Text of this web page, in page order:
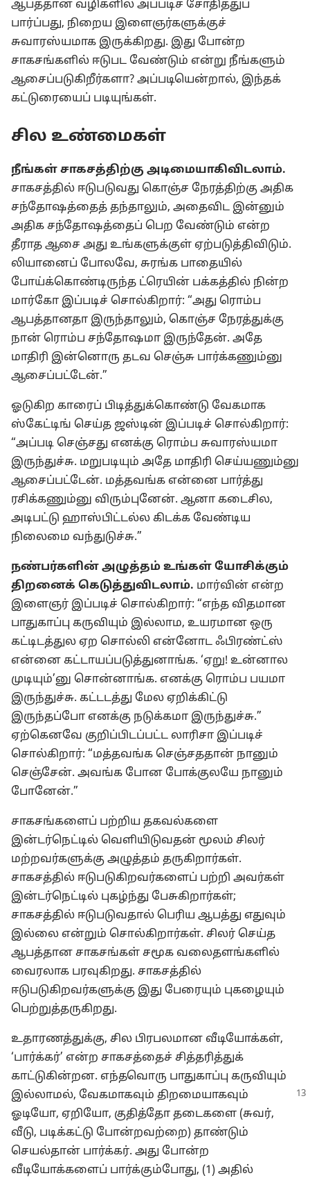
ஆபத்தான வழிகளில் அப்படிச் சோதித்துப்
பார்ப்பது, நிறைய இளைஞர்களுக்குச்
சுவாரஸ்யமாக இருக்கிறது. இது போன்ற
சாகசங்களில் ஈடுபட வேண்டும் என்று நீங்களும்
ஆசைப்படுகிறீர்களா? அப்படியென்றால், இந்தக்
கட்டுரையைப் படியுங்கள்.
சில உண்மைகள்
நீங்கள் சாகசத்திற்கு அடிமையாகிவிடலாம்.
சாகசத்தில் ஈடுபடுவது கொஞ்ச நேரத்திற்கு அதிக
சந்தோஷத்தைத் தந்தாலும், அதைவிட இன்னும்
அதிக சந்தோஷத்தைப் பெற வேண்டும் என்ற
தீராத ஆசை அது உங்களுக்குள் ஏற்படுத்திவிடும்.
லியானைப் போலவே, சுரங்க பாதையில்
போய்க்கொண்டிருந்த ட்ரெயின் பக்கத்தில் நின்ற
மார்கோ இப்படிச் சொல்கிறார்: “அது ரொம்ப
ஆபத்தானதா இருந்தாலும், கொஞ்ச நேரத்துக்கு
நான் ரொம்ப சந்தோஷமா இருந்தேன். அதே
மாதிரி இன்னொரு தடவ செஞ்சு பார்க்கணும்னு
ஆசைப்பட்டேன்.”
ஓடுகிற காரைப் பிடித்துக்கொண்டு வேகமாக
ஸ்கேட்டிங் செய்த ஜஸ்டின் இப்படிச் சொல்கிறார்:
“அப்படி செஞ்சது எனக்கு ரொம்ப சுவாரஸ்யமா
இருந்துச்சு. மறுபடியும் அதே மாதிரி செய்யணும்னு
ஆசைப்பட்டேன். மத்தவங்க என்னை பார்த்து
ரசிக்கணும்னு விரும்புனேன். ஆனா கடைசில,
அடிபட்டு ஹாஸ்பிட்டல்ல கிடக்க வேண்டிய
நிலைமை வந்துடுச்சு.”
நண்பர்களின் அழுத்தம் உங்கள் யோசிக்கும்
திறனைக் கெடுத்துவிடலாம். மார்வின் என்ற
இளைஞர் இப்படிச் சொல்கிறார்: “எந்த விதமான
பாதுகாப்பு கருவியும் இல்லாம, உயரமான ஒரு
கட்டிடத்துல ஏற சொல்லி என்னோட ஃபிரண்ட்ஸ்
என்னை கட்டாயப்படுத்துனாங்க. ‘ஏறு! உன்னால
முடியும்’னு சொன்னாங்க. எனக்கு ரொம்ப பயமா
இருந்துச்சு. கட்டடத்து மேல ஏறிக்கிட்டு
இருந்தப்போ எனக்கு நடுக்கமா இருந்துச்சு.”
ஏற்கெனவே குறிப்பிடப்பட்ட லாரிசா இப்படிச்
சொல்கிறார்: “மத்தவங்க செஞ்சததான் நானும்
செஞ்சேன். அவங்க போன போக்குலயே நானும்
போனேன்.”
சாகசங்களைப் பற்றிய தகவல்களை
இன்டர்நெட்டில் வெளியிடுவதன் மூலம் சிலர்
மற்றவர்களுக்கு அழுத்தம் தருகிறார்கள்.
சாகசத்தில் ஈடுபடுகிறவர்களைப் பற்றி அவர்கள்
இன்டர்நெட்டில் புகழ்ந்து பேசுகிறார்கள்;
சாகசத்தில் ஈடுபடுவதால் பெரிய ஆபத்து எதுவும்
இல்லை என்றும் சொல்கிறார்கள். சிலர் செய்த
ஆபத்தான சாகசங்கள் சமூக வலைதளங்களில்
வைரலாக பரவுகிறது. சாகசத்தில்
ஈடுபடுகிறவர்களுக்கு இது பேரையும் புகழையும்
பெற்றுத்தருகிறது.
உதாரணத்துக்கு, சில பிரபலமான வீடியோக்கள்,
‘பார்க்கர்’ என்ற சாகசத்தைச் சித்தரித்துக்
காட்டுகின்றன. எந்தவொரு பாதுகாப்பு கருவியும்
இல்லாமல், வேகமாகவும் திறமையாகவும்
ஓடியோ, ஏறியோ, குதித்தோ தடைகளை (சுவர்,
வீடு, படிக்கட்டு போன்றவற்றை) தாண்டும்
செயல்தான் பார்க்கர். அது போன்ற
வீடியோக்களைப் பார்க்கும்போது, (1) அதில்